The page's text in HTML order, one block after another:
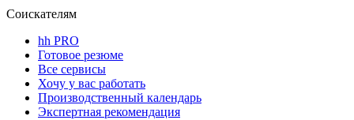
Соискателям
hh PRO
Готовое резюме
Все сервисы
Хочу у вас работать
Производственный календарь
Экспертная рекомендация